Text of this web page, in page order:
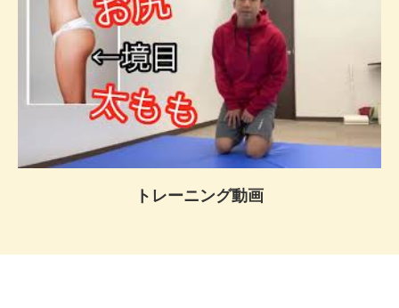
トレーニング動画